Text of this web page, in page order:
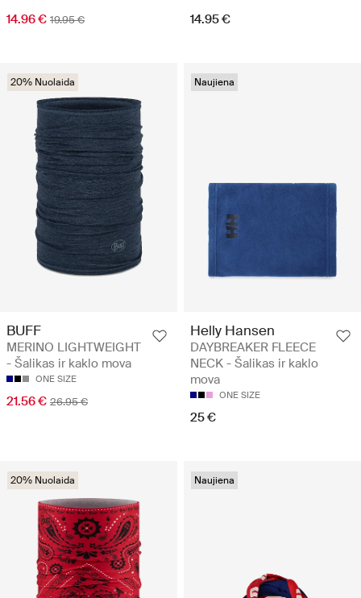
14.96 € 19.95 € 14.95 €
20% Nuolaida
BUFF
MERINO LIGHTWEIGHT
- Šalikas ir kaklo mova
ONE SIZE
21.56 € 26.95 €
Naujiena
Helly Hansen
DAYBREAKER FLEECE
NECK - Šalikas ir kaklo
mova
ONE SIZE
25 €
20% Nuolaida Naujiena